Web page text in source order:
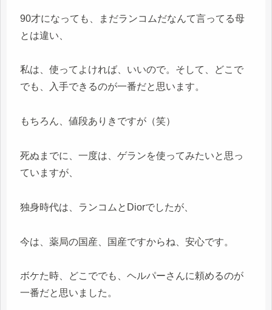
90才になっても、まだランコムだなんて言ってる母
とは違い、
私は、使ってよければ、いいので。そして、どこで
でも、入手できるのが一番だと思います。
もちろん、値段ありきですが（笑）
死ぬまでに、一度は、ゲランを使ってみたいと思っ
ていますが、
独身時代は、ランコムとDiorでしたが、
今は、薬局の国産、国産ですからね、安心です。
ボケた時、どこででも、ヘルパーさんに頼めるのが
一番だと思いました。